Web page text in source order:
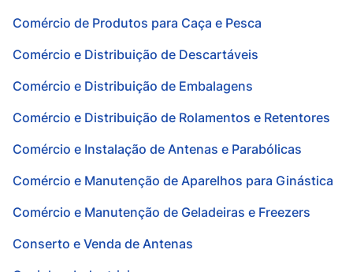
Comércio de Produtos para Caça e Pesca
Comércio e Distribuição de Descartáveis
Comércio e Distribuição de Embalagens
Comércio e Distribuição de Rolamentos e Retentores
Comércio e Instalação de Antenas e Parabólicas
Comércio e Manutenção de Aparelhos para Ginástica
Comércio e Manutenção de Geladeiras e Freezers
Conserto e Venda de Antenas